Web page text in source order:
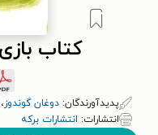
کتاب
پدیدآورندگان: دوغان گوندوز،
انتشارات: انتشارات برکه